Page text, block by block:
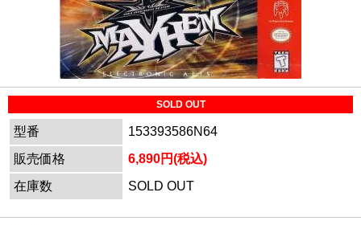
SOLD OUT
型番
153393586N64
販売価格
6,890円(税込)
在庫数
SOLD OUT